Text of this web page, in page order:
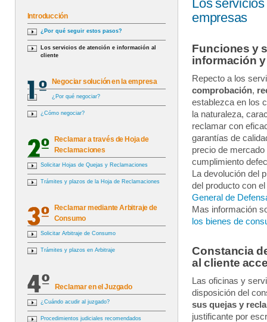
Introducción
¿Por qué seguir estos pasos?
Los servicios de atención e información al
cliente
Negociar solución en la empresa
¿Por qué negociar?
¿Cómo negociar?
Reclamar a través de Hoja de
Reclamaciones
Solicitar Hojas de Quejas y Reclamaciones
Trámites y plazos de la Hoja de Reclamaciones
Reclamar mediante Arbitraje de
Consumo
Solicitar Arbitraje de Consumo
Trámites y plazos en Arbitraje
Reclamar en el Juzgado
¿Cuándo acudir al juzgado?
Procedimientos judiciales recomendados
Los
empresas
Funciones y
información
Repecto a los
comprobación,
establezca en los
la naturaleza,
reclamar con
garantías de
precio de
cumplimiento
La devolución del
del producto con
General de
Mas información
los bienes de
Constancia
al cliente
Las oficinas y
disposición del
sus quejas y
justificante por